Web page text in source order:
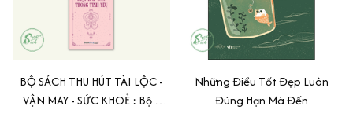
BỘ SÁCH THU HÚT TÀI LỘC -
VẬN MAY - SỨC KHOẺ : Bộ 3
Những Điều Tốt Đẹp Luôn
Đúng Hạn Mà Đến